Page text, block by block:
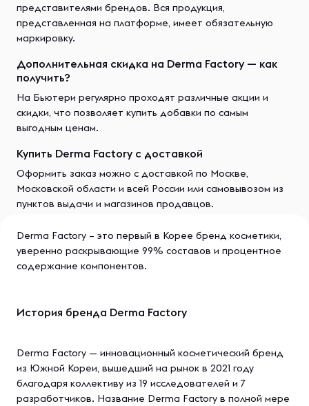
представителями брендов. Вся продукция,
представленная на платформе, имеет обязательную
маркировку.
Дополнительная скидка на Derma Factory — как
получить?
На Бьютери регулярно проходят различные акции и
скидки, что позволяет купить добавки по самым
выгодным ценам.
Купить Derma Factory с доставкой
Оформить заказ можно с доставкой по Москве,
Московской области и всей России или самовывозом из
пунктов выдачи и магазинов продавцов.
Derma Factory – это первый в Корее бренд косметики,
уверенно раскрывающие 99% составов и процентное
содержание компонентов.
История бренда Derma Factory
Derma Factory — инновационный косметический бренд
из Южной Кореи, вышедший на рынок в 2021 году
благодаря коллективу из 19 исследователей и 7
разработчиков. Название Derma Factory в полной мере